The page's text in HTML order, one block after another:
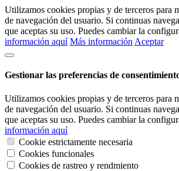
Utilizamos cookies propias y de terceros para
de navegación del usuario. Si continuas
que aceptas su uso. Puedes cambiar la
información aquí Más información Aceptar
Gestionar las preferencias de
Utilizamos cookies propias y de terceros para
de navegación del usuario. Si continuas
que aceptas su uso. Puedes cambiar la
información aquí
Cookie estrictamente necesaria
Cookies funcionales
Cookies de rastreo y rendmiento